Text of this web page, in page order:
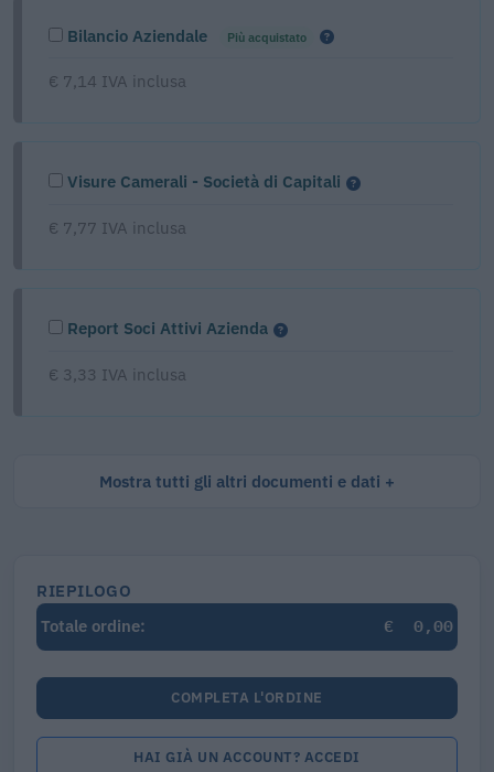
Bilancio Aziendale Più acquistato
€ 7,14 IVA inclusa
Visure Camerali - Società di Capitali
€ 7,77 IVA inclusa
Report Soci Attivi Azienda
€ 3,33 IVA inclusa
Mostra tutti gli altri documenti e dati
RIEPILOGO
Totale ordine:
€ 0,00
COMPLETA L'ORDINE
HAI GIÀ UN ACCOUNT? ACCEDI